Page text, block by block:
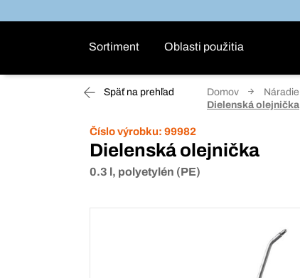
Sortiment Oblasti použitia
Späť na prehľad Domov Náradie
Dielenská olejnička
Číslo výrobku: 99982
Dielenská olejnička
0.3 l, polyetylén (PE)